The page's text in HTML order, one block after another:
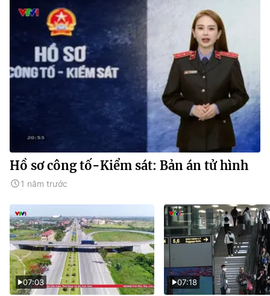
Hồ sơ công tố-Kiểm sát: Bản án tử hình
1 năm trước
07:03 07:18